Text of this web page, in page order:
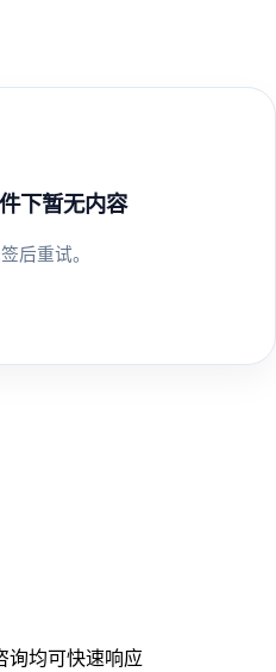
下暂无内容
后重试。
询均可快速响应